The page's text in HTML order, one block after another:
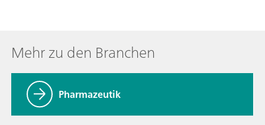
Mehr zu den Branchen
Pharmazeutik